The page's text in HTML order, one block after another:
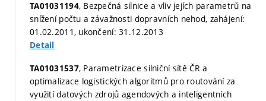
TA01031194, Bezpečná silnice a vliv jejích parametrů na
snížení počtu a závažnosti dopravních nehod, zahájení:
01.02.2011, ukončení: 31.12.2013
Detail
TA01031537, Parametrizace silniční sítě ČR a
optimalizace logistických algoritmů pro routování za
využití datových zdrojů agendových a inteligentních